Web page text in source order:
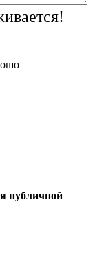
публичной